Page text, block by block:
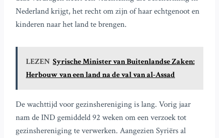
Nederland krijgt, het recht om zijn of haar echtgenoot en
kinderen naar het land te brengen.
LEZEN Syrische Minister van Buitenlandse Zaken:
Herbouw van een land na de val van al-Assad
De wachttijd voor gezinshereniging is lang. Vorig jaar
nam de IND gemiddeld 92 weken om een verzoek tot
gezinshereniging te verwerken. Aangezien Syriërs al